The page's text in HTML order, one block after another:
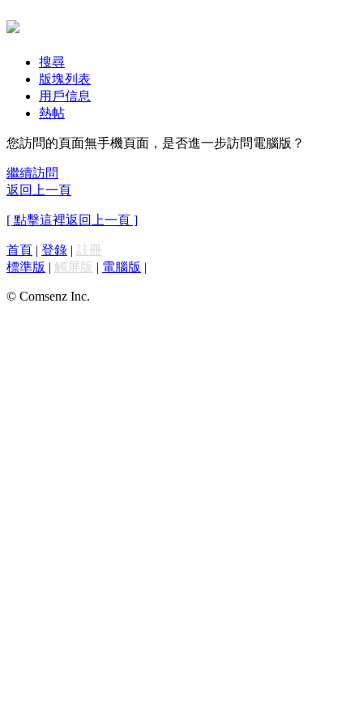
搜尋
版塊列表
用戶信息
熱帖
您訪問的頁面無手機頁面，是否進一步訪問電腦版？
繼續訪問
返回上一頁
[ 點擊這裡返回上一頁 ]
首頁 | 登錄 | 註冊
標準版 | 觸屏版 | 電腦版 |
© Comsenz Inc.